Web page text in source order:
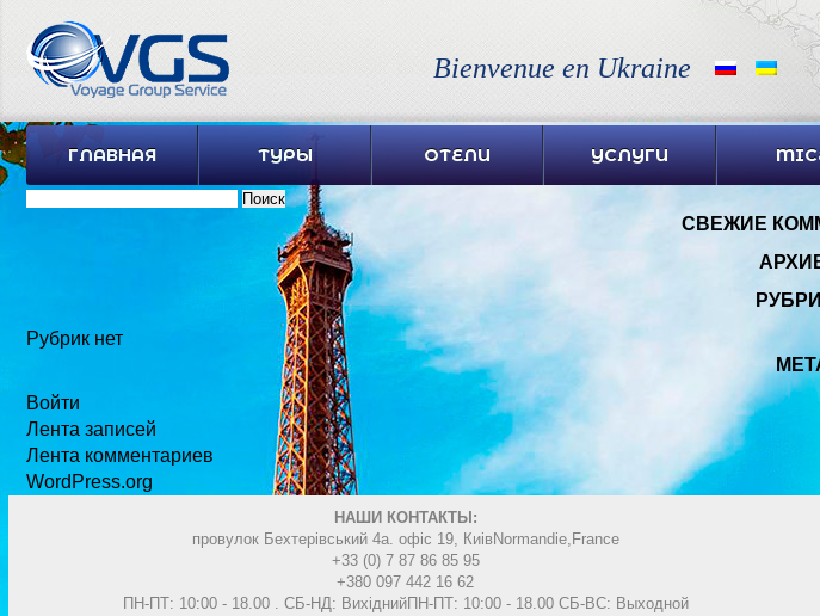
Bienvenue en Ukraine
ГЛАВНАЯ ТУРЫ ОТЕЛИ УСЛУГИ
Найти:
СВЕЖИЕ
Рубрик нет
Войти
Лента записей
Лента комментариев
WordPress.org
НАШИ КОНТАКТЫ:
провулок Бехтерівський 4а. офіс 19, КиівNormandie,France
+33 (0) 7 87 86 85 95
+380 097 442 16 62
ПН-ПТ: 10:00 - 18.00 . СБ-НД: ВихіднийПН-ПТ: 10:00 - 18.00 СБ-ВС: Выходной